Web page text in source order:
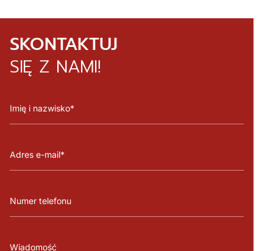
SKONTAKTUJ
SIĘ Z NAMI!